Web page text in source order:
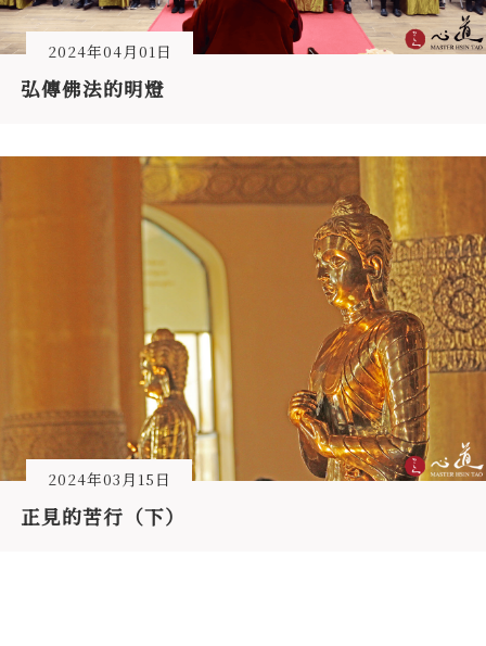
2024年04月01日
弘傳佛法的明燈
2024年03月15日
正見的苦行（下）